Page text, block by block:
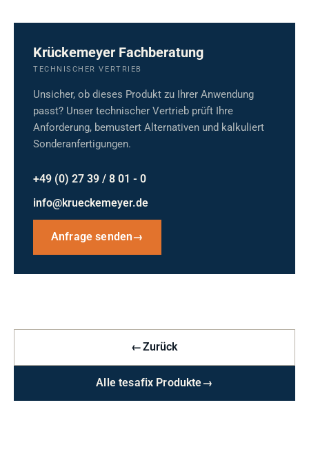
Krückemeyer Fachberatung
TECHNISCHER VERTRIEB
Unsicher, ob dieses Produkt zu Ihrer Anwendung
passt? Unser technischer Vertrieb prüft Ihre
Anforderung, bemustert Alternativen und kalkuliert
Sonderanfertigungen.
+49 (0) 27 39 / 8 01 - 0
info@krueckemeyer.de
Anfrage senden→
←Zurück
Alle tesafix Produkte→